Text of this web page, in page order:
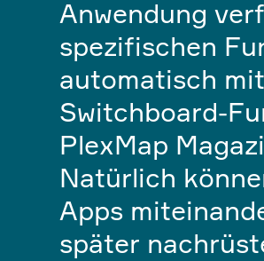
Anwendung
spezifischen
automatisch
Switchboard-
PlexMap
Natürlich
Apps
später